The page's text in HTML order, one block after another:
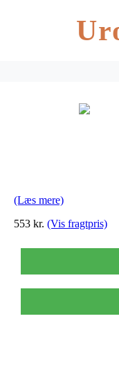
(Læs mere)
553 kr. (Vis fragtpris)